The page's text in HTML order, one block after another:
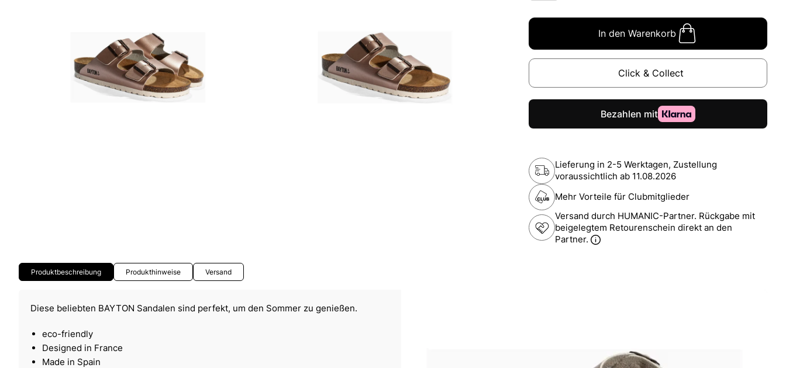
In den Warenkorb
Click & Collect
Lieferung in 2-5 Werktagen, Zustellung
voraussichtlich ab 11.08.2026
Mehr Vorteile für Clubmitglieder
Versand durch HUMANIC-Partner. Rückgabe mit
beigelegtem Retourenschein direkt an den
Partner.
Produktbeschreibung Produkthinweise Versand
Diese beliebten BAYTON Sandalen sind perfekt, um den Sommer zu genießen.
eco-friendly
Designed in France
Made in Spain